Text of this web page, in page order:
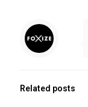
Related posts